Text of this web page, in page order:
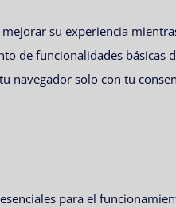
su experiencia
de funcionalidades
navegador solo con tu
para el